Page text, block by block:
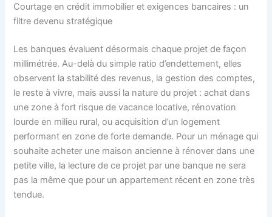
Courtage en crédit immobilier et exigences bancaires : un
filtre devenu stratégique
Les banques évaluent désormais chaque projet de façon
millimétrée. Au-delà du simple ratio d’endettement, elles
observent la stabilité des revenus, la gestion des comptes,
le reste à vivre, mais aussi la nature du projet : achat dans
une zone à fort risque de vacance locative, rénovation
lourde en milieu rural, ou acquisition d’un logement
performant en zone de forte demande. Pour un ménage qui
souhaite acheter une maison ancienne à rénover dans une
petite ville, la lecture de ce projet par une banque ne sera
pas la même que pour un appartement récent en zone très
tendue.